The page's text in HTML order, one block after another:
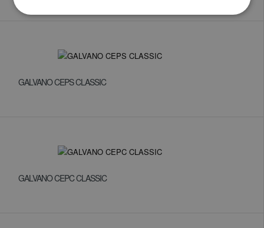
GALVANO CEPS CLASSIC
GALVANO CEPC CLASSIC